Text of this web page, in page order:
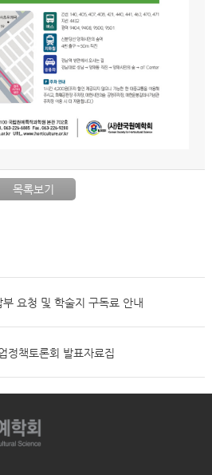
목록보기
요청 및 학술지 구독료 안내
정책토론회 발표자료집